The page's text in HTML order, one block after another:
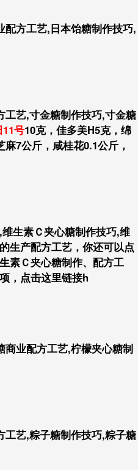
配方工艺,日本饴糖制作技巧,
艺,寸金糖制作技巧,寸金糖
号10克，佳多美H5克，绵
7公斤，咸桂花0.1公斤，
生素Ｃ夹心糖制作技巧,维
生产配方工艺，你还可以点
素Ｃ夹心糖制作、配方工
，点击这里链接h
业配方工艺,柠檬夹心糖制
艺,粽子糖制作技巧,粽子糖